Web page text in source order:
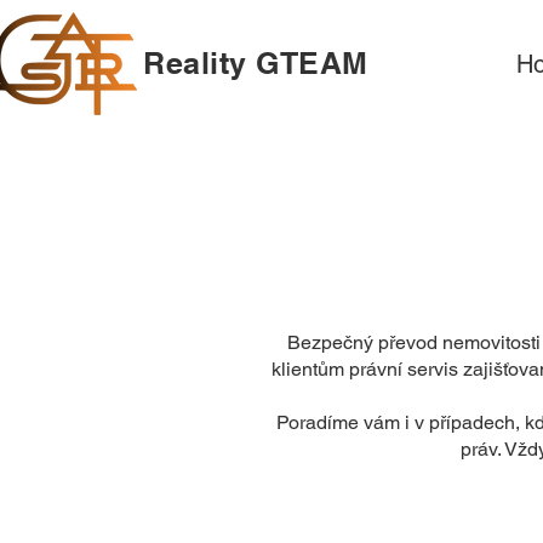
Reality GTEAM
Bezpečný převod
klientům právní servis
Poradíme vám i v případech,
práv.